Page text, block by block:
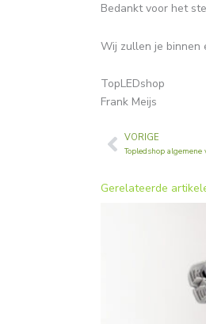
Bedankt voor het
Wij zullen je binnen
TopLEDshop
Frank Meijs
Vorige
VORIGE
Topledshop algemene
Gerelateerde